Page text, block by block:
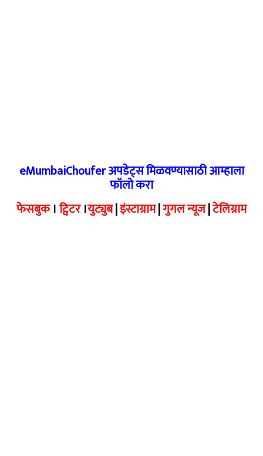
eMumbaiChoufer अपडेट्स मिळवण्यासाठी आम्हाला
फॉलो करा
फेसबुक।ट्विटर।युट्युब|इंस्टाग्राम|गुगल न्यूज|टेलिग्राम